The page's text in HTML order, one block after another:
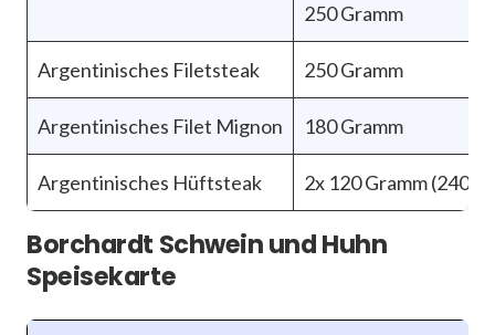
250 Gramm
Argentinisches Filetsteak 250 Gramm
Argentinisches Filet Mignon 180 Gramm
Argentinisches Hüftsteak 2x 120 Gramm (240
Borchardt Schwein und Huhn
Speisekarte